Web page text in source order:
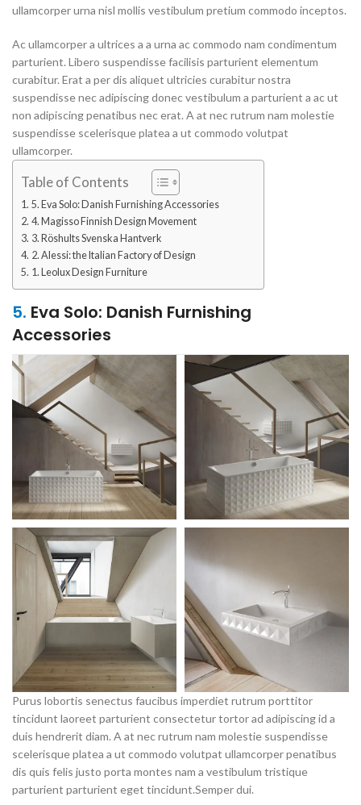
ullamcorper urna nisl mollis vestibulum pretium commodo inceptos.
Ac ullamcorper a ultrices a a urna ac commodo nam condimentum
parturient. Libero suspendisse facilisis parturient elementum
curabitur. Erat a per dis aliquet ultricies curabitur nostra
suspendisse nec adipiscing donec vestibulum a parturient a ac ut
non adipiscing penatibus nec erat. A at nec rutrum nam molestie
suspendisse scelerisque platea a ut commodo volutpat
ullamcorper.
Table of Contents
5. Eva Solo: Danish Furnishing Accessories
4. Magisso Finnish Design Movement
3. Röshults Svenska Hantverk
2. Alessi: the Italian Factory of Design
1. Leolux Design Furniture
5. Eva Solo: Danish Furnishing
Accessories
Purus lobortis senectus faucibus imperdiet rutrum porttitor
tincidunt laoreet parturient consectetur tortor ad adipiscing id a
duis hendrerit diam. A at nec rutrum nam molestie suspendisse
scelerisque platea a ut commodo volutpat ullamcorper penatibus
dis quis felis justo porta montes nam a vestibulum tristique
parturient parturient eget tincidunt.Semper dui.